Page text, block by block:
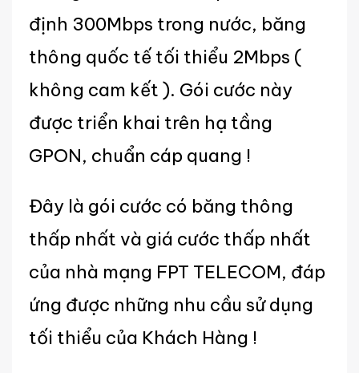
định 300Mbps trong nước, băng
thông quốc tế tối thiểu 2Mbps (
không cam kết ). Gói cước này
được triển khai trên hạ tầng
GPON, chuẩn cáp quang !
Đây là gói cước có băng thông
thấp nhất và giá cước thấp nhất
của nhà mạng FPT TELECOM, đáp
ứng được những nhu cầu sử dụng
tối thiểu của Khách Hàng !